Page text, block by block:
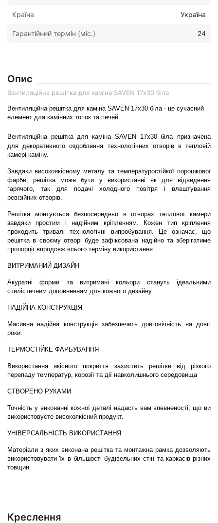
Країна Україна
Гарантійний термін (міс.) 24
Опис
Вентиляційна решітка для каміна SAVEN 17х30 біла
Вентиляційна решітка для каміна SAVEN 17х30 біла - це сучасний
елемент для камінних топок та печей.
Вентиляційна решітка для каміна SAVEN 17х30 біла призначена
для декоративного оздоблення технологічних отворів в тепловій
камері каміну.
Завдяки високоякісному металу та температуростійкої порошкової
фарби, решітка може бути у використанні як для відведення
гарячого, так для подачі холодного повітря і влаштування
ревізійних отворів.
Решітка монтується безпосередньо в отворах теплової камери
завдяки простим і надійним кріпленням. Кожен тип кріплення
проходить тривалі технологічні випробування. Це означає, що
решітка в своєму отворі буде зафіксована надійно та зберігатиме
пропорції впродовж всього терміну використання.
ВИТРИМАНИЙ ДИЗАЙН
Акуратні форми та витримані кольори стануть ідеальними
стилістичним доповненням для кожного дизайну
НАДІЙНА КОНСТРУКЦІЯ
Масивна надійна конструкція забезпечить довговічність на довгі
роки.
ТЕРМОСТІЙКЕ ФАРБУВАННЯ
Використання якісного покриття захистить решітки від різкого
перепаду температур, корозії та дії навколишнього середовища
СТВОРЕНО РУКАМИ
Точність у виконанні кожної деталі надасть вам впевненості, що ви
використовуєте високоякісний продукт.
УНІВЕРСАЛЬНІСТЬ ВИКОРИСТАННЯ
Матеріали з яких виконана решітка та монтажна рамка дозволяють
використовувати їх в більшості будівельних стін та каркасів різних
товщин.
Креслення